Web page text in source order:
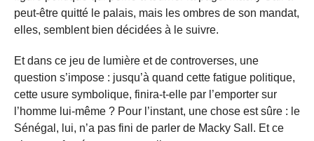
peut-être quitté le palais, mais les ombres de son mandat,
elles, semblent bien décidées à le suivre.
Et dans ce jeu de lumière et de controverses, une
question s’impose : jusqu’à quand cette fatigue politique,
cette usure symbolique, finira-t-elle par l’emporter sur
l’homme lui-même ? Pour l’instant, une chose est sûre : le
Sénégal, lui, n’a pas fini de parler de Macky Sall. Et ce